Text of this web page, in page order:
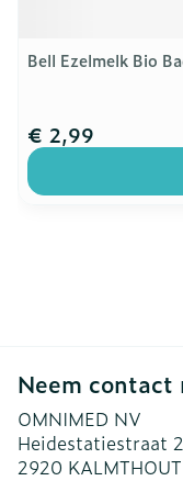
Bell Ezelmelk Bio
€ 2,99
Neem contact
OMNIMED NV
Heidestatiestraat
2920 KALMTHOUT